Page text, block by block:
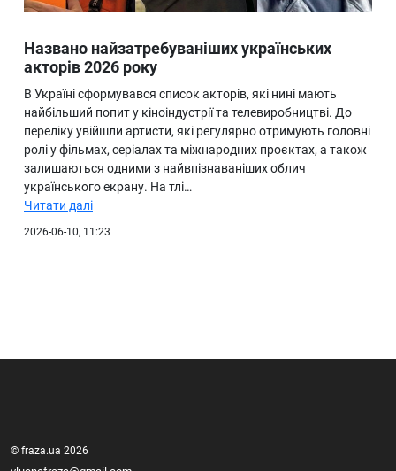
Названо найзатребуваніших українських
акторів 2026 року
В Україні сформувався список акторів, які нині мають
найбільший попит у кіноіндустрії та телевиробництві. До
переліку увійшли артисти, які регулярно отримують головні
ролі у фільмах, серіалах та міжнародних проєктах, а також
залишаються одними з найвпізнаваніших облич
українського екрану. На тлі…
Читати далі
2026-06-10, 11:23
© fraza.ua 2026